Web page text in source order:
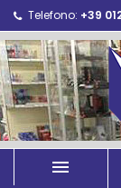
Telefono: +39
